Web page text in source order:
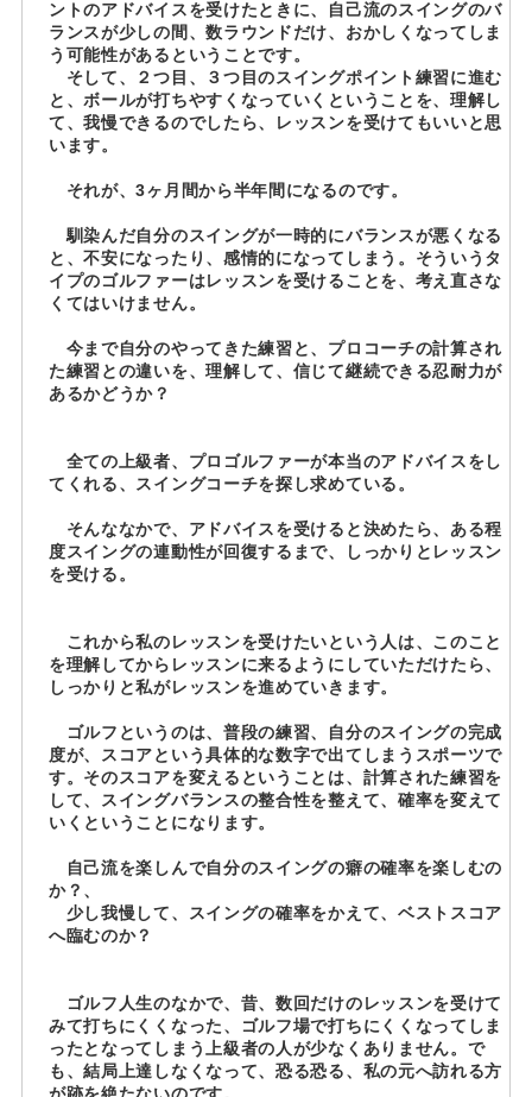
ントのアドバイスを受けたときに、自己流のスイングのバ
ランスが少しの間、数ラウンドだけ、おかしくなってしま
う可能性があるということです。
そして、２つ目、３つ目のスイングポイント練習に進む
と、ボールが打ちやすくなっていくということを、理解し
て、我慢できるのでしたら、レッスンを受けてもいいと思
います。
それが、3ヶ月間から半年間になるのです。
馴染んだ自分のスイングが一時的にバランスが悪くなる
と、不安になったり、感情的になってしまう。そういうタ
イプのゴルファーはレッスンを受けることを、考え直さな
くてはいけません。
今まで自分のやってきた練習と、プロコーチの計算され
た練習との違いを、理解して、信じて継続できる忍耐力が
あるかどうか？
全ての上級者、プロゴルファーが本当のアドバイスをし
てくれる、スイングコーチを探し求めている。
そんななかで、アドバイスを受けると決めたら、ある程
度スイングの連動性が回復するまで、しっかりとレッスン
を受ける。
これから私のレッスンを受けたいという人は、このこと
を理解してからレッスンに来るようにしていただけたら、
しっかりと私がレッスンを進めていきます。
ゴルフというのは、普段の練習、自分のスイングの完成
度が、スコアという具体的な数字で出てしまうスポーツで
す。そのスコアを変えるということは、計算された練習を
して、スイングバランスの整合性を整えて、確率を変えて
いくということになります。
自己流を楽しんで自分のスイングの癖の確率を楽しむの
か？、
少し我慢して、スイングの確率をかえて、ベストスコア
へ臨むのか？
ゴルフ人生のなかで、昔、数回だけのレッスンを受けて
みて打ちにくくなった、ゴルフ場で打ちにくくなってしま
ったとなってしまう上級者の人が少なくありません。で
も、結局上達しなくなって、恐る恐る、私の元へ訪れる方